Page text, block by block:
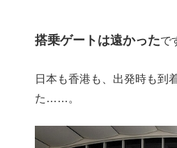
搭乗ゲートは遠かったで
日本も香港も、出発時も到
た……。